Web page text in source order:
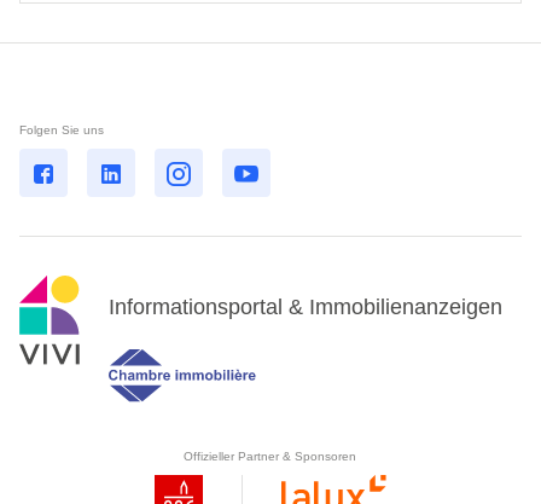
Folgen Sie uns
Informationsportal & Immobilienanzeigen
Offizieller Partner & Sponsoren